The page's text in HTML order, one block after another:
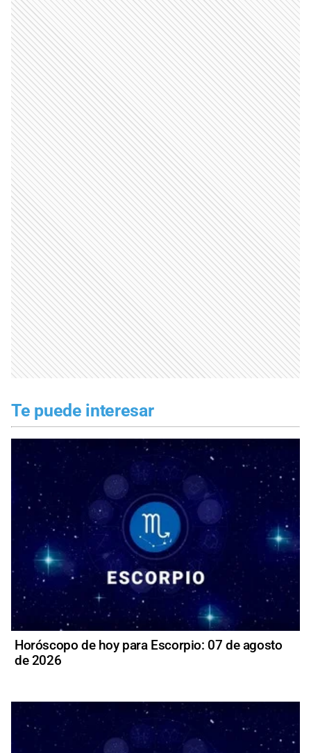
Te puede interesar
Horóscopo de hoy para Escorpio: 07 de agosto
de 2026